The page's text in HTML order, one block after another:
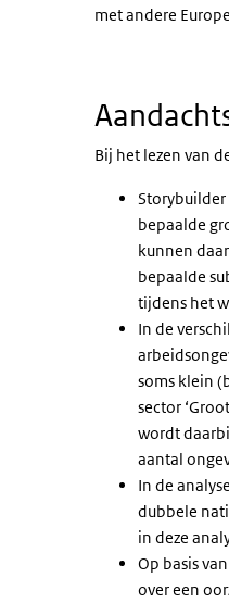
met andere
Bij het lezen van
Storybuilder
bepaalde
kunnen
bepaalde
tijdens het
In de
soms klein
sector
wordt
aantal
In de
dubbele
in deze
Op basis
over een